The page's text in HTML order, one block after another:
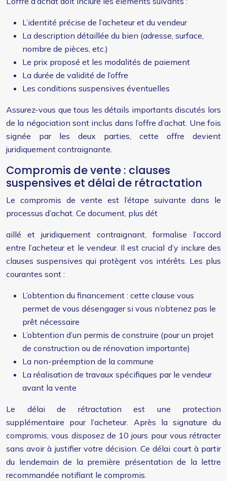
L’identité précise de l’acheteur et du vendeur
La description détaillée du bien (adresse, surface,
nombre de pièces, etc.)
Le prix proposé et les modalités de paiement
La durée de validité de l’offre
Les conditions suspensives éventuelles
Assurez-vous que tous les détails importants discutés lors
de la négociation sont inclus dans l’offre d’achat. Une fois
signée par les deux parties, cette offre devient
juridiquement contraignante.
Compromis de vente : clauses
suspensives et délai de rétractation
Le compromis de vente est l’étape suivante dans le
processus d’achat. Ce document, plus dét
aillé et juridiquement contraignant, formalise l’accord
entre l’acheteur et le vendeur. Il est crucial d’y inclure des
clauses suspensives qui protègent vos intérêts. Les plus
courantes sont :
L’obtention du financement : cette clause vous
permet de vous désengager si vous n’obtenez pas le
prêt nécessaire
L’obtention d’un permis de construire (pour un projet
de construction ou de rénovation importante)
La non-préemption de la commune
La réalisation de travaux spécifiques par le vendeur
avant la vente
Le délai de rétractation est une protection
supplémentaire pour l’acheteur. Après la signature du
compromis, vous disposez de 10 jours pour vous rétracter
sans avoir à justifier votre décision. Ce délai court à partir
du lendemain de la première présentation de la lettre
recommandée notifiant le compromis.